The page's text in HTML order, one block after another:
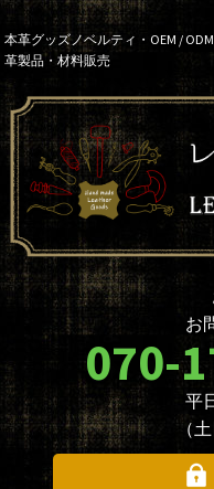
Skip
to
navigation
Skip
to
content
本革グッズノベルティ・OEM /
革製品・材料販売
お買い物ガイド
本革グッズ
単語帳サイズおまとめセット
名入れ☆ロゴ入れオプション
ついて
ノベルティ・大口注文につい
革製品を取り扱う業者様へ
（OEMについて）
本革材料一覧
お
070-
平
（土